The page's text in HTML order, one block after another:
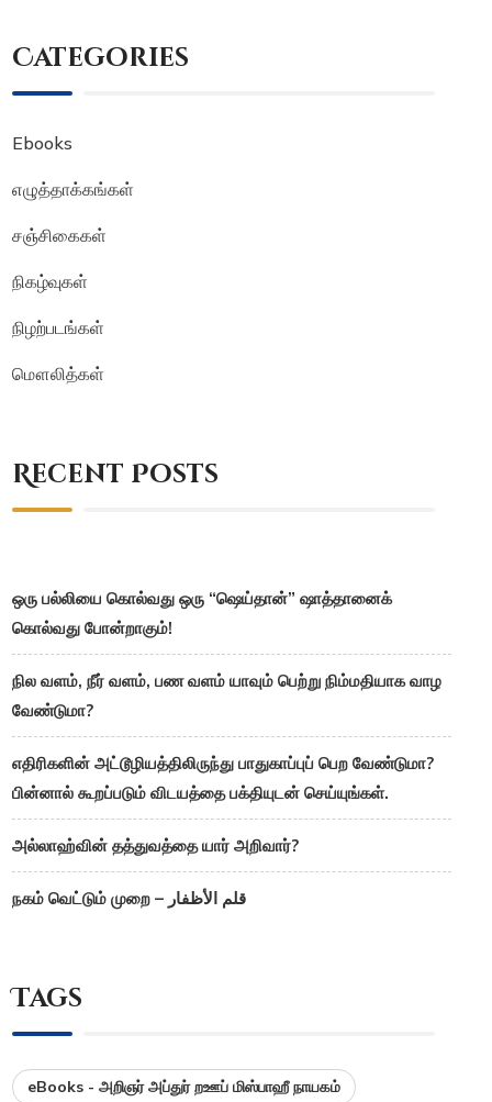
Categories
Ebooks
எழுத்தாக்கங்கள்
சஞ்சிகைகள்
நிகழ்வுகள்
நிழற்படங்கள்
மௌலித்கள்
Recent Posts
ஒரு பல்லியை கொல்வது ஒரு “ஷெய்தான்” ஷாத்தானைக்
கொல்வது போன்றாகும்!
நில வளம், நீர் வளம், பண வளம் யாவும் பெற்று நிம்மதியாக வாழ
வேண்டுமா?
எதிரிகளின் அட்டூழியத்திலிருந்து பாதுகாப்புப் பெற வேண்டுமா?
பின்னால் கூறப்படும் விடயத்தை பக்தியுடன் செய்யுங்கள்.
அல்லாஹ்வின் தத்துவத்தை யார் அறிவார்?
நகம் வெட்டும் முறை – قلم الأظفار
Tags
eBooks - அறிஞர் அப்துர் றஊப் மிஸ்பாஹீ நாயகம்